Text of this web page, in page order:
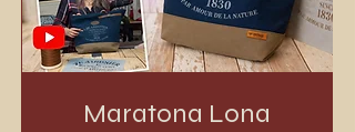
Maratona Lona